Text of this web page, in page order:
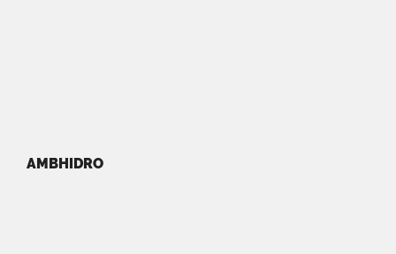
AMBHIDRO